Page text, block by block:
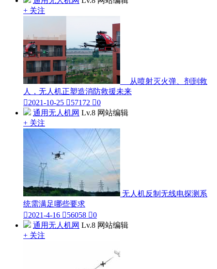
+ 关注
从喷射灭火弹、剂到救
人，无人机正塑造消防救援未来
2021-10-25 57172 0
通用无人机网 Lv.8 网站编辑
+ 关注
无人机反制无线电探测系
统需满足哪些要求
2021-4-16 56058 0
通用无人机网 Lv.8 网站编辑
+ 关注